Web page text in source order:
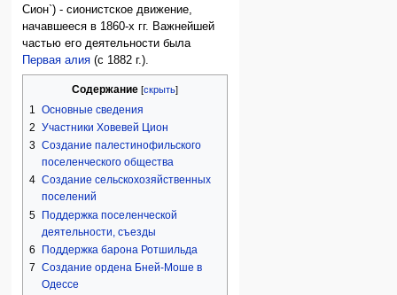
Сион`) - сионистское движение,
начавшееся в 1860-х гг. Важнейшей
частью его деятельности была
Первая алия (с 1882 г.).
Содержание
1
Основные сведения
2 Участники Ховевей Цион
3 Создание палестинофильского
поселенческого общества
4 Создание сельскохозяйственных
поселений
5 Поддержка поселенческой
деятельности, съезды
6
Поддержка барона Ротшильда
7 Создание ордена Бней-Моше в
Одессе